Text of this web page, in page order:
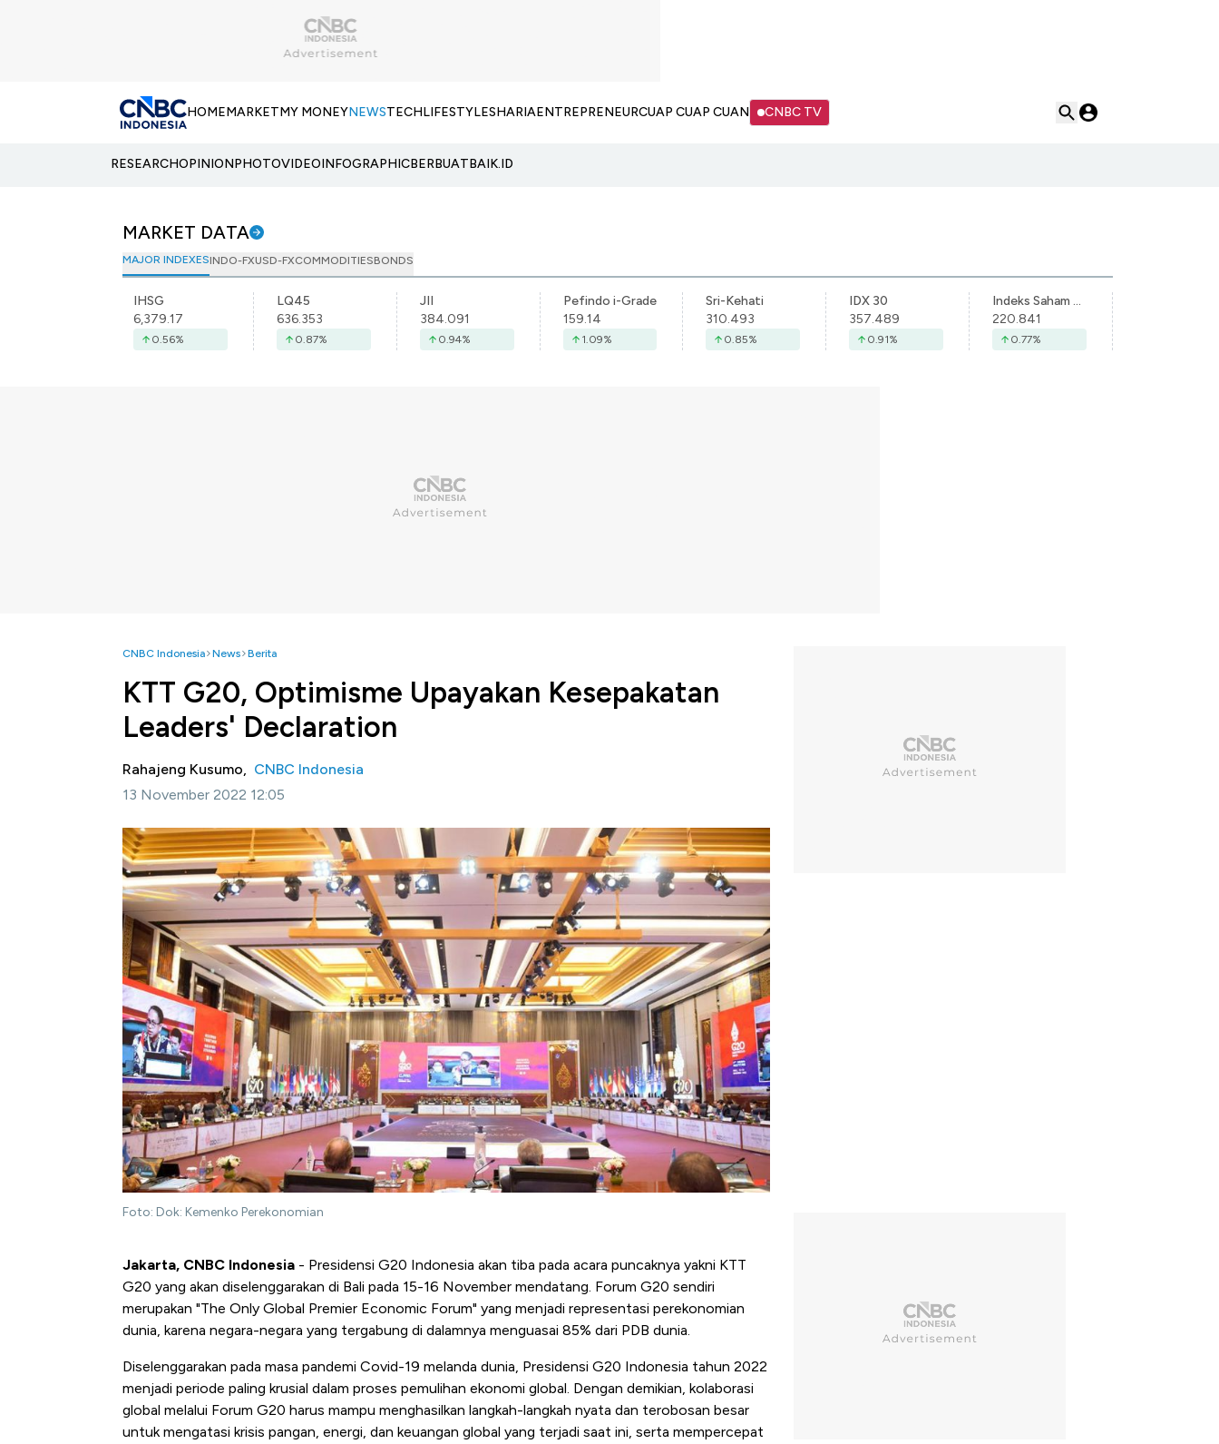
HOMEMARKETMY MONEYNEWSTECHLIFESTYLESHARIAENTREPRENEURCUAP CUAP CUAN CNBC TV
RESEARCHOPINIONPHOTOVIDEOINFOGRAPHICBERBUATBAIK.ID
MARKET DATA
MAJOR INDEXESINDO-FXUSD-FXCOMMODITIESBONDS
IHSG
6,379.17
0.56%
LQ45
636.353
0.87%
JII
384.091
0.94%
Pefindo i-Grade
159.14
1.09%
Sri-Kehati
310.493
0.85%
IDX 30
357.489
0.91%
Indeks Saham Syariah Indonesia
220.841
0.77%
CNBC Indonesia News Berita
KTT G20, Optimisme Upayakan Kesepakatan
Leaders' Declaration
Rahajeng Kusumo, CNBC Indonesia
13 November 2022 12:05
Foto: Dok: Kemenko Perekonomian
Jakarta, CNBC Indonesia - Presidensi G20 Indonesia akan tiba pada acara puncaknya yakni KTT
G20 yang akan diselenggarakan di Bali pada 15-16 November mendatang. Forum G20 sendiri
merupakan "The Only Global Premier Economic Forum" yang menjadi representasi perekonomian
dunia, karena negara-negara yang tergabung di dalamnya menguasai 85% dari PDB dunia.
Diselenggarakan pada masa pandemi Covid-19 melanda dunia, Presidensi G20 Indonesia tahun 2022
menjadi periode paling krusial dalam proses pemulihan ekonomi global. Dengan demikian, kolaborasi
global melalui Forum G20 harus mampu menghasilkan langkah-langkah nyata dan terobosan besar
untuk mengatasi krisis pangan, energi, dan keuangan global yang terjadi saat ini, serta mempercepat